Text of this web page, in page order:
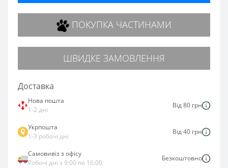
ПОКУПКА ЧАСТИНАМИ
ШВИДКЕ ЗАМОВЛЕННЯ
Доставка
Нова пошта
1-2 дні
Від 80 грн
Укрпошта
1-3 робочі дні
Від 40 грн
Самовивіз з офісу
Робочі дні з 9:00 по 16:00
Безкоштовно